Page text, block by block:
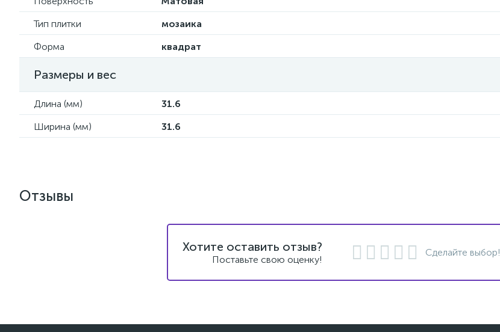
Тип плитки
мозаика
Форма
квадрат
Размеры и вес
Длина (мм)
31.6
Ширина (мм)
31.6
Отзывы
Хотите оставить отзыв?
Поставьте свою оценку!
Сделайте выбор!